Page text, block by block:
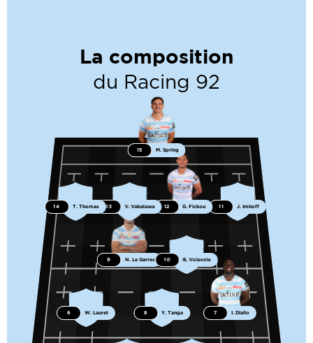
La composition
du Racing 92
6 W. Lauret 7 I. Diallo
8 Y. Tanga
9 N. Le Garrec 10 B. Volavola
11 J. Imhoff
12 G. Fickou
13 V. Vakatawa
14 T. Thomas
15 M. Spring